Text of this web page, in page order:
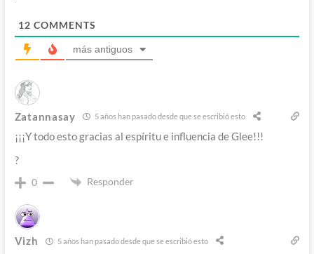
12 COMMENTS
más antiguos
Zatannasay 5 años han pasado desde que se escribió esto
¡¡¡Y todo esto gracias al espíritu e influencia de Glee!!!
?
0 Responder
Vizh 5 años han pasado desde que se escribió esto